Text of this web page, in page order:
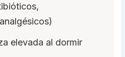
elevada al dormir